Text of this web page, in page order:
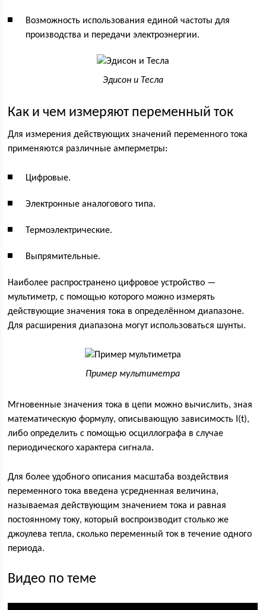
Возможность использования единой частоты для
производства и передачи электроэнергии.
Эдисон и Тесла
Как и чем измеряют переменный ток
Для измерения действующих значений переменного тока
применяются различные амперметры:
Цифровые.
Электронные аналогового типа.
Термоэлектрические.
Выпрямительные.
Наиболее распространено цифровое устройство —
мультиметр, с помощью которого можно измерять
действующие значения тока в определённом диапазоне.
Для расширения диапазона могут использоваться шунты.
Пример мультиметра
Мгновенные значения тока в цепи можно вычислить, зная
математическую формулу, описывающую зависимость I(t),
либо определить с помощью осциллографа в случае
периодического характера сигнала.
Для более удобного описания масштаба воздействия
переменного тока введена усредненная величина,
называемая действующим значением тока и равная
постоянному току, который воспроизводит столько же
джоулева тепла, сколько переменный ток в течение одного
периода.
Видео по теме